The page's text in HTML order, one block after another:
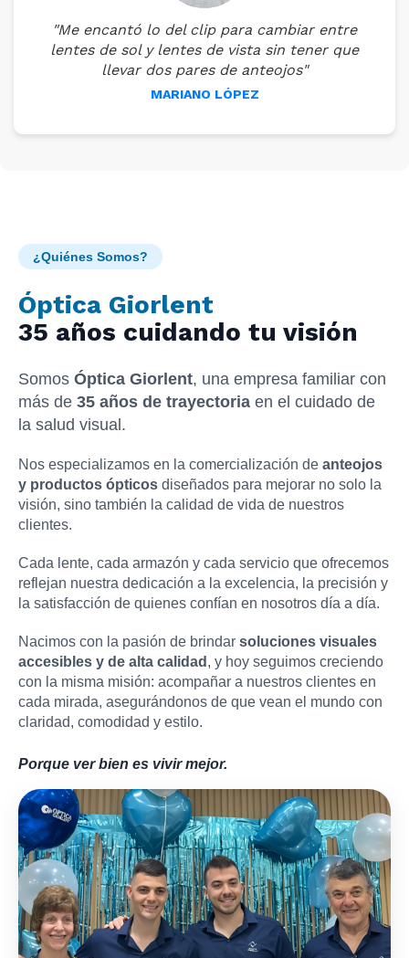
"Me encantó lo del clip para cambiar entre
lentes de sol y lentes de vista sin tener que
llevar dos pares de anteojos"
MARIANO LÓPEZ
¿Quiénes Somos?
Óptica Giorlent
35 años cuidando tu visión
Somos Óptica Giorlent, una empresa familiar con
más de 35 años de trayectoria en el cuidado de
la salud visual.
Nos especializamos en la comercialización de anteojos
y productos ópticos diseñados para mejorar no solo la
visión, sino también la calidad de vida de nuestros
clientes.
Cada lente, cada armazón y cada servicio que ofrecemos
reflejan nuestra dedicación a la excelencia, la precisión y
la satisfacción de quienes confían en nosotros día a día.
Nacimos con la pasión de brindar soluciones visuales
accesibles y de alta calidad , y hoy seguimos creciendo
con la misma misión: acompañar a nuestros clientes en
cada mirada, asegurándonos de que vean el mundo con
claridad, comodidad y estilo.
Porque ver bien es vivir mejor.